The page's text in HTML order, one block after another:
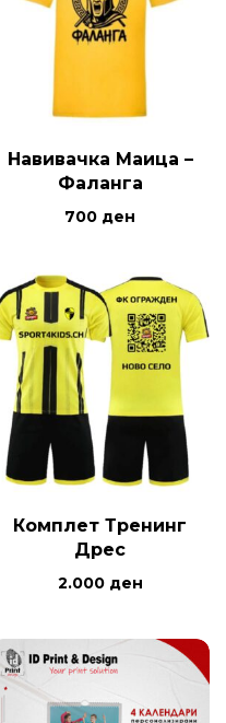
Навивачка Маица –
Фаланга
700 ден
Комплет Тренинг
Дрес
2.000 ден